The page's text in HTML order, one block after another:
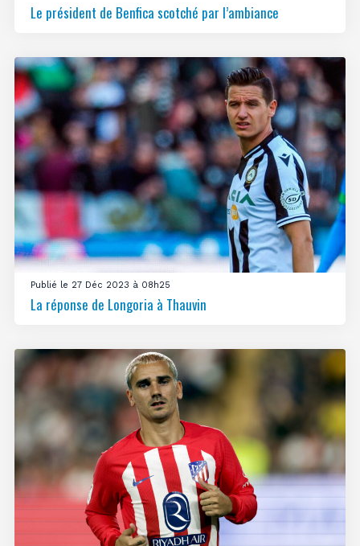
Le président de Benfica scotché par l’ambiance
Publié le 27 Déc 2023 à 08h25
La réponse de Longoria à Thauvin